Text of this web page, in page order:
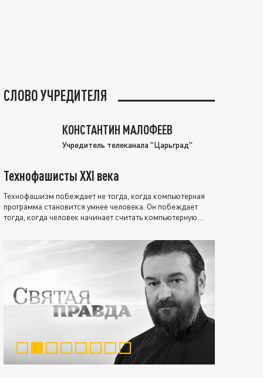
СЛОВО УЧРЕДИТЕЛЯ
КОНСТАНТИН МАЛОФЕЕВ
Учредитель телеканала "Царьград"
Технофашисты XXI века
Технофашизм побеждает не тогда, когда компьютерная
программа становится умнее человека. Он побеждает
тогда, когда человек начинает считать компьютерную